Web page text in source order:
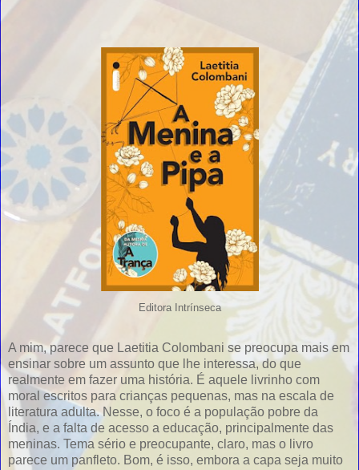
Editora Intrínseca
A mim, parece que Laetitia Colombani se preocupa mais em
ensinar sobre um assunto que lhe interessa, do que
realmente em fazer uma história. É aquele livrinho com
moral escritos para crianças pequenas, mas na escala de
literatura adulta. Nesse, o foco é a população pobre da
Índia, e a falta de acesso a educação, principalmente das
meninas. Tema sério e preocupante, claro, mas o livro
parece um panfleto. Bom, é isso, embora a capa seja muito